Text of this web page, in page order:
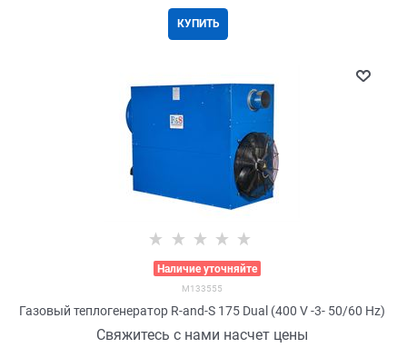
КУПИТЬ
Наличие уточняйте
M133555
Газовый теплогенератор R-and-S 175 Dual (400 V -3- 50/60 Hz)
Свяжитесь с нами насчет цены